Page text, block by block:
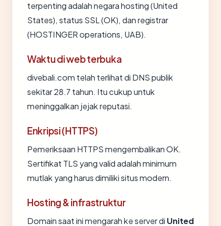
terpenting adalah negara hosting (United
States), status SSL (OK), dan registrar
(HOSTINGER operations, UAB).
Waktu di web terbuka
divebali.com telah terlihat di DNS publik
sekitar 28.7 tahun. Itu cukup untuk
meninggalkan jejak reputasi.
Enkripsi (HTTPS)
Pemeriksaan HTTPS mengembalikan OK.
Sertifikat TLS yang valid adalah minimum
mutlak yang harus dimiliki situs modern.
Hosting & infrastruktur
Domain saat ini mengarah ke server di United